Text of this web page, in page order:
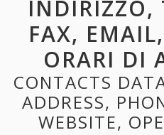
INDIRIZZO,
FAX,
ORARI DI
CONTACTS
ADDRESS,
WEBSITE,